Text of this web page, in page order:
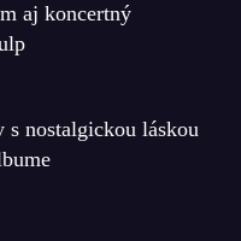
aj koncertný
s nostalgickou láskou